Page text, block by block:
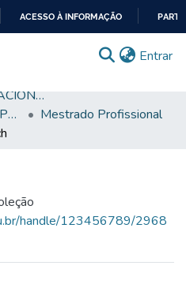
CONTEÚDO
ACESSO À INFORMAÇÃO
Entrar
RECURSOS EDUCACIONAIS
Recursos Educacionais PPGENF
Mestrado Profissional
handle/123456789/2968